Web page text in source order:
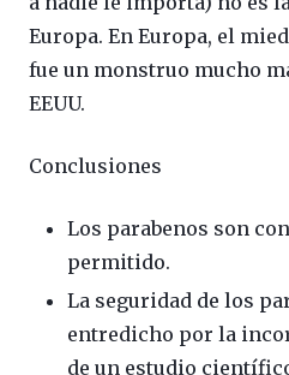
Europa. En Europa, el
fue un monstruo mucho
EEUU.
Conclusiones
Los parabenos son
permitido.
La seguridad de los
entredicho por la
de un estudio